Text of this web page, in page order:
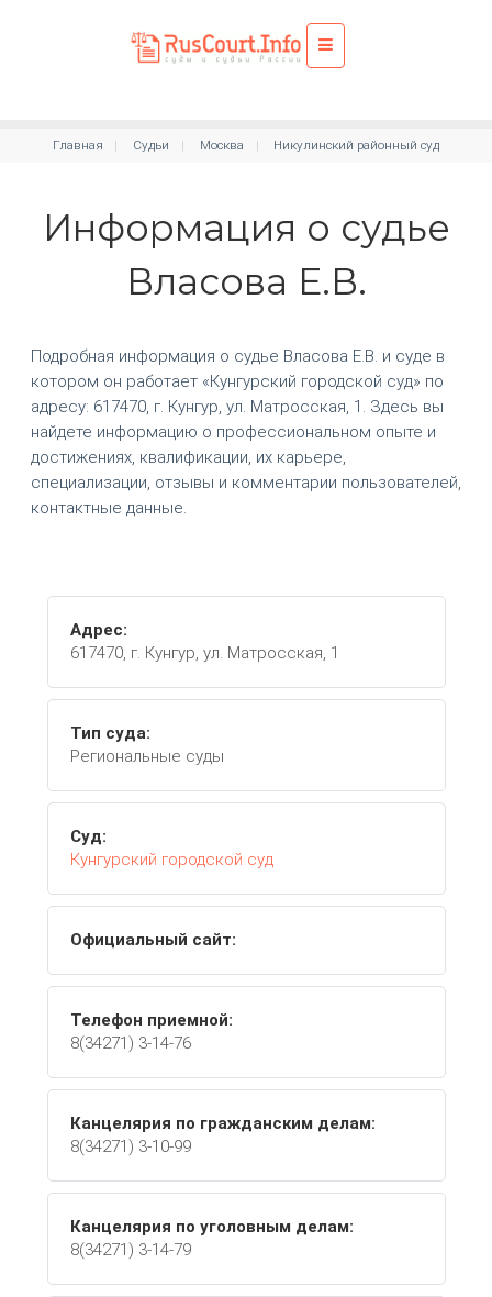
Главная Судьи Москва Никулинский районный суд
Информация о судье
Власова Е.В.
Подробная информация о судье Власова Е.В. и суде в
котором он работает «Кунгурский городской суд» по
адресу: 617470, г. Кунгур, ул. Матросская, 1. Здесь вы
найдете информацию о профессиональном опыте и
достижениях, квалификации, их карьере,
специализации, отзывы и комментарии пользователей,
контактные данные.
Адрес:
617470, г. Кунгур, ул. Матросская, 1
Тип суда:
Региональные суды
Суд:
Кунгурский городской суд
Официальный сайт:
Телефон приемной:
8(34271) 3-14-76
Канцелярия по гражданским делам:
8(34271) 3-10-99
Канцелярия по уголовным делам:
8(34271) 3-14-79